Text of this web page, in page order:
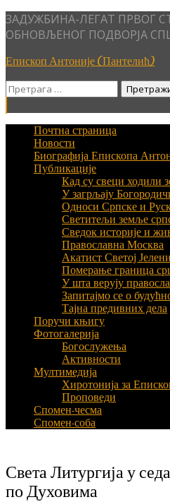
Skip
to
ЗАДУЖБИНА-ЛЕГАТ ПРВОГ
ОБНОВЉЕНОГ ПОДВОРЈА
Епископ Антоније (Пантелић)
Претрага
Почтна страница
Новости
Биографија Епископа
Публикације
Кад су свеци ходили
У загрљају
Односи Српске и
Светитељи земље
Сведок историје и
Православна Москва
Акатист Светој
Померање граница
У шта верују
Запитајмо се о
Тајна предивних дела
Поручи књигу
Фотогалерија
Богослужења
Активности
Мултимедија
Хиротонија за
Проповеди
Спомен-чесма
Спомен-соба
Света Литургија у
по Духовима